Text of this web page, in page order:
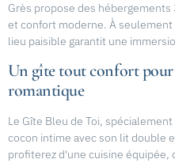
Grès propose des
et confort moderne. À seulement
lieu paisible garantit une
Un gîte tout confort pour
romantique
Le Gîte Bleu de Toi,
cocon intime avec son lit double
profiterez d'une cuisine équipée,